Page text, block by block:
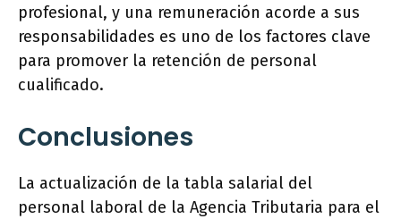
profesional, y una remuneración acorde a sus
responsabilidades es uno de los factores clave
para promover la retención de personal
cualificado.
Conclusiones
La actualización de la tabla salarial del
personal laboral de la Agencia Tributaria para el